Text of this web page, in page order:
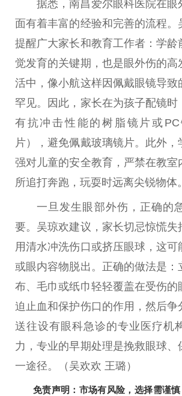
据悉，南昌爱尔眼科医院在眼
面有着丰富的经验和完善的流程。
提醒广大家长和教育工作者：学龄
觉发育的关键期，也是眼外伤的高
活中，像小航这样因佩戴眼镜导致
罕见。因此，家长在为孩子配镜时
有抗冲击性能的树脂镜片或
片），避免佩戴玻璃镜片。此外，
强对儿童的安全教育，严禁在教室
所追打奔跑，玩耍时远离尖锐物体。
一旦发生眼部外伤，正确的
要。吴琼欢建议，家长切忌惊慌失
用清水冲洗伤口或挤压眼球，这可
或眼内容物脱出。正确的做法是：
布、毛巾或纸巾轻轻覆盖在受伤的
迫止血和保护伤口的作用，然后争
送往设有眼科急诊的专业医疗机
力，专业的早期处理是挽救眼球、
一途径。（吴欢欢 王璐）
免责声明：市场有风险，选择需谨慎